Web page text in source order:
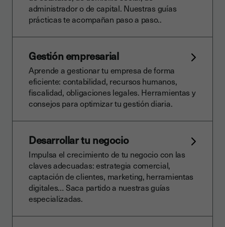
administrador o de capital. Nuestras guías
prácticas te acompañan paso a paso..
Gestión empresarial
Aprende a gestionar tu empresa de forma
eficiente: contabilidad, recursos humanos,
fiscalidad, obligaciones legales. Herramientas y
consejos para optimizar tu gestión diaria.
Desarrollar tu negocio
Impulsa el crecimiento de tu negocio con las
claves adecuadas: estrategia comercial,
captación de clientes, marketing, herramientas
digitales… Saca partido a nuestras guías
especializadas.